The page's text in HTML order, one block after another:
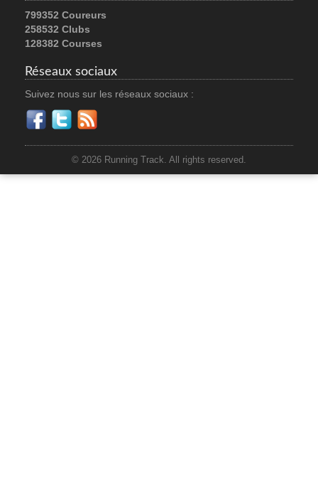
799352 Coureurs
258532 Clubs
128382 Courses
Réseaux sociaux
Suivez nous sur les réseaux sociaux :
© 2026 Running Track. All rights reserved.